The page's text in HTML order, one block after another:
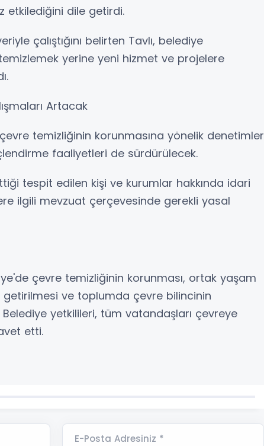
etkilediğini dile getirdi.
çalıştığını belirten Tavlı, belediye
yerine yeni hizmet ve projelere
Artacak
temizliğinin korunmasına yönelik denetimler
faaliyetleri de sürdürülecek.
tespit edilen kişi ve kurumlar hakkında idari
ilgili mevzuat çerçevesinde gerekli yasal
çevre temizliğinin korunması, ortak yaşam
getirilmesi ve toplumda çevre bilincinin
yetkilileri, tüm vatandaşları çevreye
etti.
E-Posta Adresiniz *